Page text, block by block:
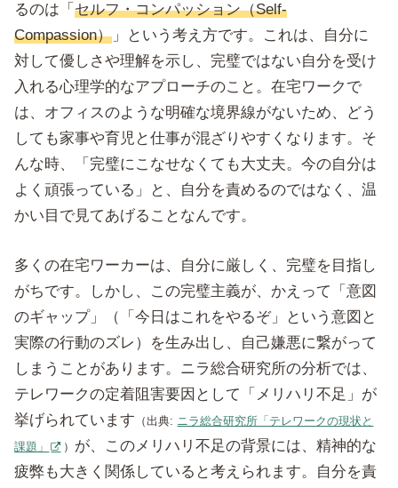
るのは「セルフ・コンパッション（Self-
Compassion） 」という考え方です。これは、自分に
対して優しさや理解を示し、完璧ではない自分を受け
入れる心理学的なアプローチのこと。在宅ワークで
は、オフィスのような明確な境界線がないため、どう
しても家事や育児と仕事が混ざりやすくなります。そ
んな時、「完璧にこなせなくても大丈夫。今の自分は
よく頑張っている」と、自分を責めるのではなく、温
かい目で見てあげることなんです。
多くの在宅ワーカーは、自分に厳しく、完璧を目指し
がちです。しかし、この完璧主義が、かえって「意図
のギャップ」（「今日はこれをやるぞ」という意図と
実際の行動のズレ）を生み出し、自己嫌悪に繋がって
しまうことがあります。ニラ総合研究所の分析では、
テレワークの定着阻害要因として「メリハリ不足」が
挙げられています （出典: ニラ総合研究所「テレワークの現状と
課題」
） が、このメリハリ不足の背景には、精神的な
疲弊も大きく関係していると考えられます。自分を責